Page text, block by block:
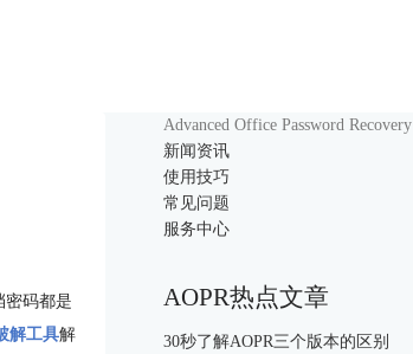
密码都是
解工具解
Advanced Office Password Recovery
新闻资讯
使用技巧
常见问题
服务中心
AOPR热点文章
30秒了解AOPR三个版本的区别